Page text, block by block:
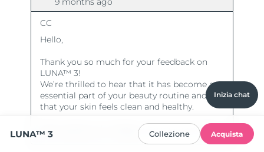
Inizia chat
LUNA™ 3 Collezione Acquista